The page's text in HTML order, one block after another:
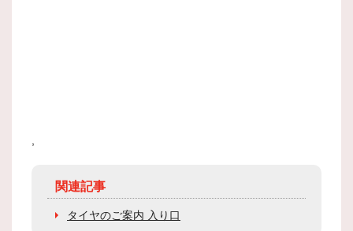
関連記事
タイヤのご案内 入り口